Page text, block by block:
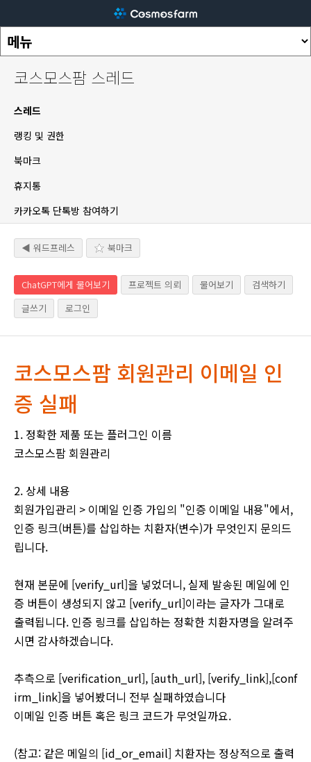
코스모스팜 스레드
스레드
랭킹 및 권한
북마크
휴지통
카카오톡 단톡방 참여하기
◀ 워드프레스 북마크
ChatGPT에게 물어보기 프로젝트 의뢰 물어보기
검색하기
글쓰기
로그인
코스모스팜 회원관리 이메일 인
증 실패
1. 정확한 제품 또는 플러그인 이름
코스모스팜 회원관리
2. 상세 내용
회원가입관리 > 이메일 인증 가입의 "인증 이메일 내용"에서,
인증 링크(버튼)를 삽입하는 치환자(변수)가 무엇인지 문의드
립니다.
현재 본문에 [verify_url]을 넣었더니, 실제 발송된 메일에 인
증 버튼이 생성되지 않고 [verify_url]이라는 글자가 그대로
출력됩니다. 인증 링크를 삽입하는 정확한 치환자명을 알려주
시면 감사하겠습니다.
추측으로 [verification_url], [auth_url], [verify_link],[conf
irm_link]을 넣어봤더니 전부 실패하였습니다
이메일 인증 버튼 혹은 링크 코드가 무엇일까요.
(참고: 같은 메일의 [id_or_email] 치환자는 정상적으로 출력